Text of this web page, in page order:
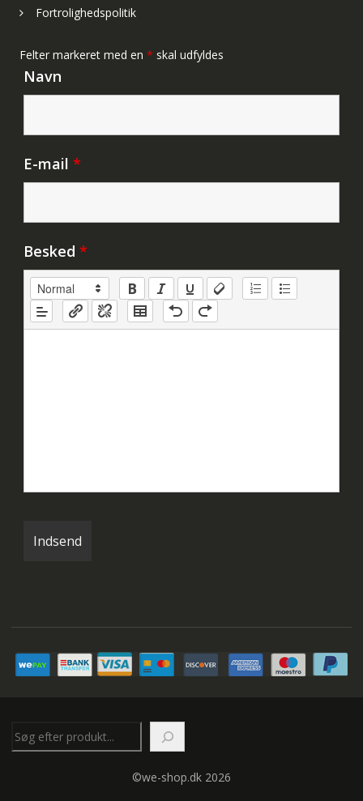
Fortrolighedspolitik
Felter markeret med en * skal udfyldes
Navn
E-mail *
Besked *
©we-shop.dk 2026